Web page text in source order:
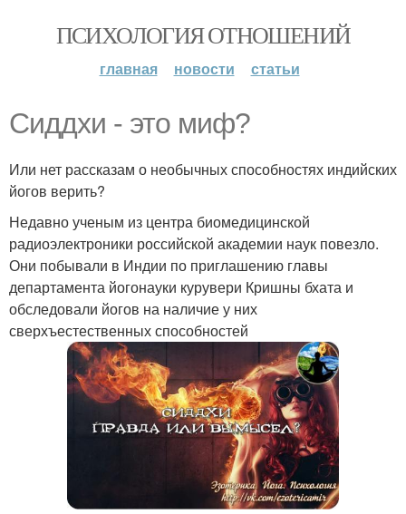
ПСИХОЛОГИЯ ОТНОШЕНИЙ
главная новости статьи
Сиддхи - это миф?
Или нет рассказам о необычных способностях индийских
йогов верить?
Недавно ученым из центра биомедицинской
радиоэлектроники российской академии наук повезло.
Они побывали в Индии по приглашению главы
департамента йогонауки курувери Кришны бхата и
обследовали йогов на наличие у них
сверхъестественных способностей